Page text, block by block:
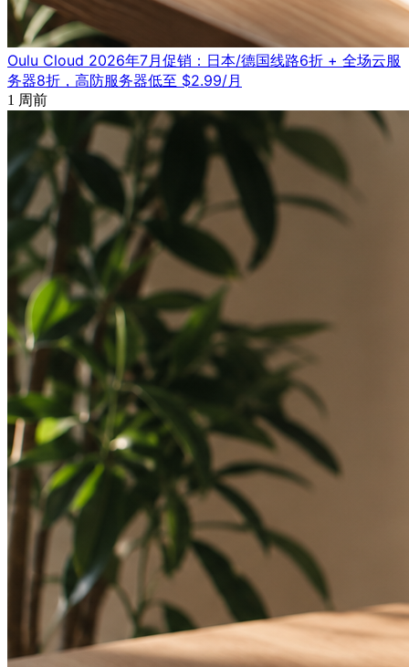
Oulu Cloud 2026年7月促销：日本/德国线路6折 + 全场云服
务器8折，高防服务器低至 $2.99/月
1 周前